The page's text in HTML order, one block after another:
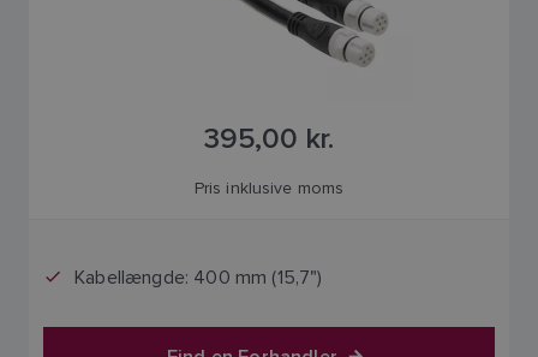
395,00 kr.
Pris inklusive moms
Kabellængde: 400 mm (15,7")